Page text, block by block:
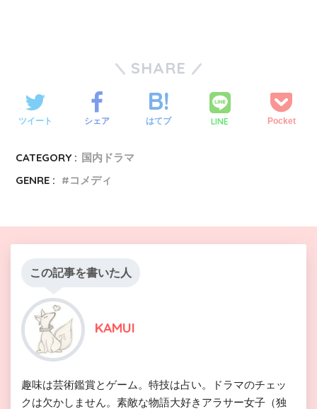
SHARE
ツイート シェア はてブ LINE Pocket
CATEGORY : 国内ドラマ
GENRE :
コメディ
この記事を書いた人
KAMUI
趣味は芸術鑑賞とゲーム。特技は占い。ドラマのチェッ
クは欠かしません。素敵な物語大好きアラサー女子（独